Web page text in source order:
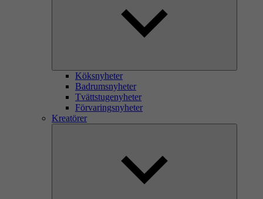
Köksnyheter
Badrumsnyheter
Tvättstugenyheter
Förvaringsnyheter
Kreatörer